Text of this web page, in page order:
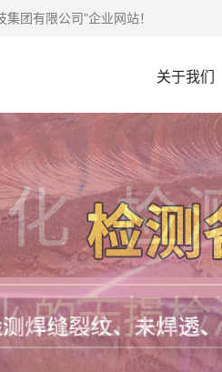
团有限公司"企业网站！
关于我们